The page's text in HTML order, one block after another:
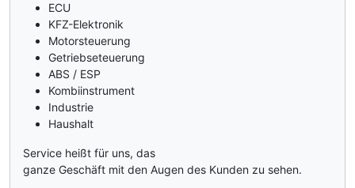
ECU
KFZ-Elektronik
Motorsteuerung
Getriebseteuerung
ABS / ESP
Kombiinstrument
Industrie
Haushalt
Service heißt für uns, das
ganze Geschäft mit den Augen des Kunden zu sehen.